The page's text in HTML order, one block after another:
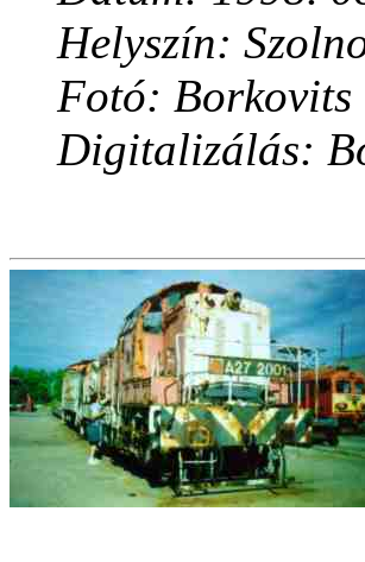
Helyszín:
Fotó: Borkovits
Digitalizálás: